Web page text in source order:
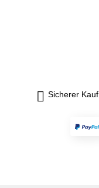
Sicherer Kauf